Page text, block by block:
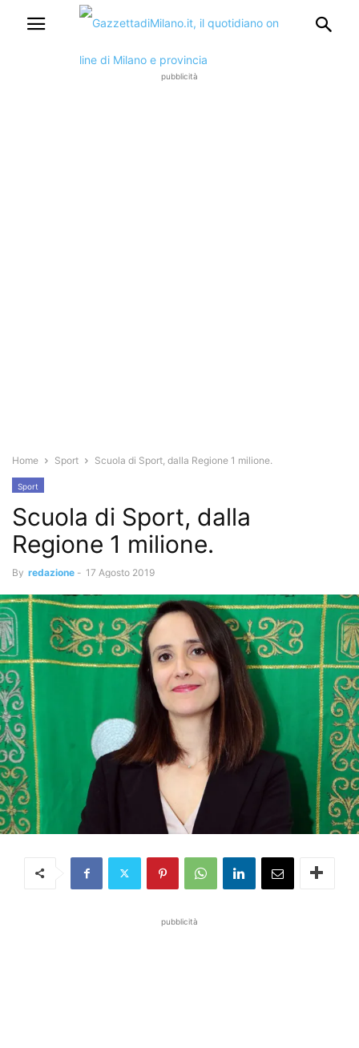
pubblicità
Home Sport Scuola di Sport, dalla Regione 1 milione.
Sport
Scuola di Sport, dalla
Regione 1 milione.
By redazione - 17 Agosto 2019
pubblicità